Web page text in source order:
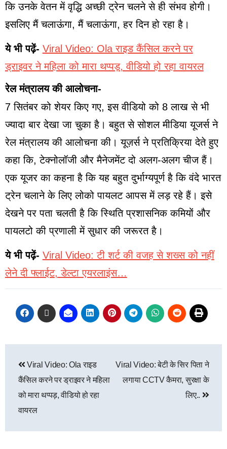
कि उनके वेतन में वृद्धि अच्छी ट्रेन चलने से ही संभव होगी।
इसलिए मैं चलाऊंगा, मैं चलाऊंगा, हर दिन हो रहा है।
ये भी पढ़ें- Viral Video: Ola राइड कैंसिल करने पर
ड्राइवर ने महिला को मारा थप्पड़, वीडियो हो रहा वायरल
रेल मंत्रालय की आलोचना-
7 सितंबर को शेयर किए गए, इस वीडियो को 8 लाख से भी
ज्यादा बार देखा जा चुका है। बहुत से सोशल मीडिया यूजर्स ने
रेल मंत्रालय की आलोचना की। यूज़र्स ने प्रतिक्रिया देते हुए
कहा कि, टेक्नोलॉजी और मैनेजमेंट दो अलग-अलग चीज हैं।
एक यूजर का कहना है कि यह बहुत दुर्भाग्यपूर्ण है कि वंदे भारत
ट्रेन चलाने के लिए लोको पायलट आपस में लड़ रहे हैं। इसे
देखने पर पता चलती है कि स्थिति प्रशासनिक कमियों और
पायलटो की प्रणाली में सुधार की जरूरत है।
ये भी पढ़ें- Viral Video: टी शर्ट की वजह से शख्स को नहीं
लेने दी फ्लाईट, डेल्टा एयरलाइंस…
Viral Video: Ola राइड
कैंसिल करने पर ड्राइवर ने महिला
को मारा थप्पड़, वीडियो हो रहा
वायरल
Viral Video: बेटी के सिर पिता ने
लगाया CCTV कैमरा, सुरक्षा के
लिए..